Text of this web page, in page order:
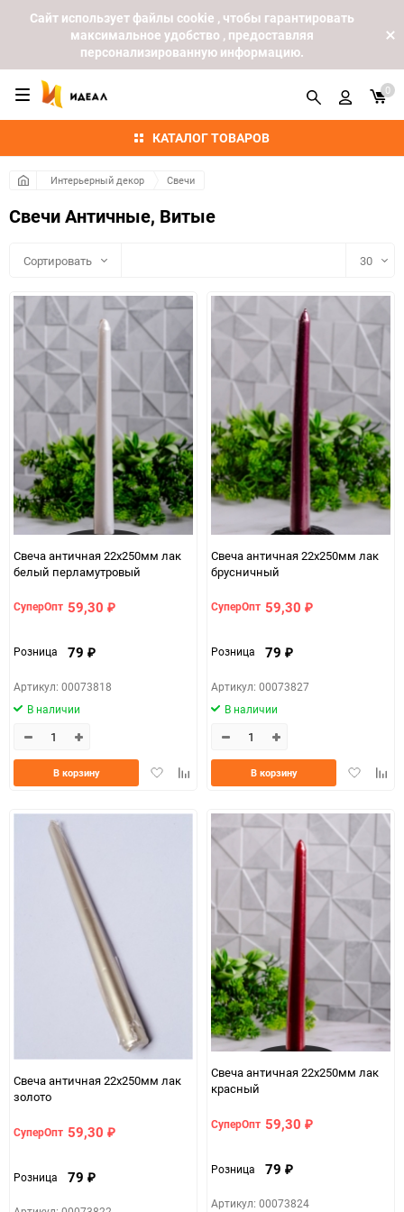
Cайт использует файлы cookie , чтобы гарантировать
максимальное удобство , предоставляя
персонализированную информацию.
КАТАЛОГ ТОВАРОВ
0
Интерьерный декор Свечи
Свечи Античные, Витые
Сортировать 30
30
90
150
Свеча античная 22х250мм лак
белый перламутровый
СуперОпт 59,30 ₽
Розница 79 ₽
Артикул: 00073818
В наличии
ДобавитьДобавить
В корзину
Свеча античная 22х250мм лак
брусничный
СуперОпт 59,30 ₽
Розница 79 ₽
Артикул: 00073827
В наличии
Добавить
В корзину
Свеча античная 22х250мм лак
золото
СуперОпт 59,30 ₽
Розница 79 ₽
Свеча античная 22х250мм лак
красный
СуперОпт 59,30 ₽
Розница 79 ₽
Артикул: 00073824